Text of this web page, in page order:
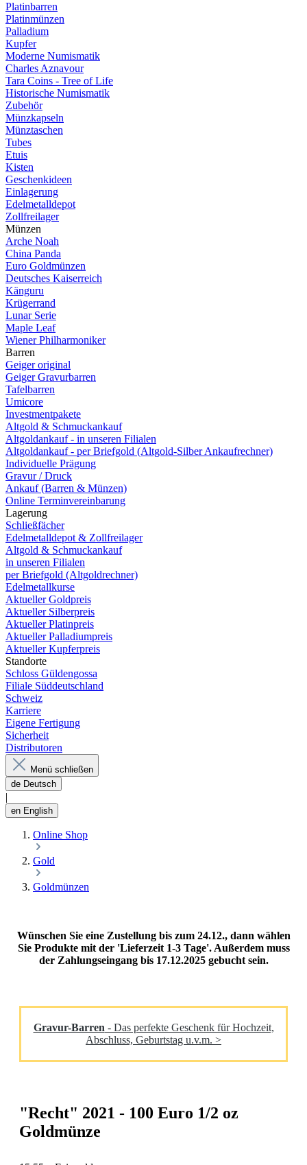
Platinbarren
Platinmünzen
Palladium
Kupfer
Moderne Numismatik
Charles Aznavour
Tara Coins - Tree of Life
Historische Numismatik
Zubehör
Münzkapseln
Münztaschen
Tubes
Etuis
Kisten
Geschenkideen
Einlagerung
Edelmetalldepot
Zollfreilager
Münzen
Arche Noah
China Panda
Euro Goldmünzen
Deutsches Kaiserreich
Känguru
Krügerrand
Lunar Serie
Maple Leaf
Wiener Philharmoniker
Barren
Geiger original
Geiger Gravurbarren
Tafelbarren
Umicore
Investmentpakete
Altgold & Schmuckankauf
Altgoldankauf - in unseren Filialen
Altgoldankauf - per Briefgold (Altgold-Silber Ankaufrechner)
Individuelle Prägung
Gravur / Druck
Ankauf (Barren & Münzen)
Online Terminvereinbarung
Lagerung
Schließfächer
Edelmetalldepot & Zollfreilager
Altgold & Schmuckankauf
in unseren Filialen
per Briefgold (Altgoldrechner)
Edelmetallkurse
Aktueller Goldpreis
Aktueller Silberpreis
Aktueller Platinpreis
Aktueller Palladiumpreis
Aktueller Kupferpreis
Standorte
Schloss Güldengossa
Filiale Süddeutschland
Schweiz
Karriere
Eigene Fertigung
Sicherheit
Distributoren
Menü schließen
de Deutsch
en English
Online Shop
Gold
Goldmünzen
Wünschen Sie eine Zustellung bis zum 24.12., dann wählen
Sie Produkte mit der 'Lieferzeit 1-3 Tage'. Außerdem muss
der Zahlungseingang bis 17.12.2025 gebucht sein.
Gravur-Barren - Das perfekte Geschenk für Hochzeit,
Abschluss, Geburtstag u.v.m. >
"Recht" 2021 - 100 Euro 1/2 oz
Goldmünze